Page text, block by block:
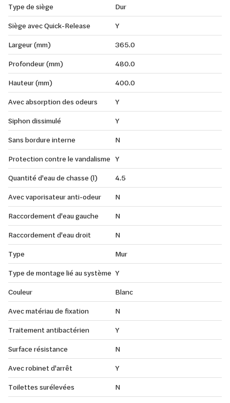
Type de siège
Dur
Siège avec Quick-Release
Y
Largeur (mm)
365.0
Profondeur (mm)
480.0
Hauteur (mm)
400.0
Avec absorption des odeurs
Y
Siphon dissimulé
Y
Sans bordure interne
N
Protection contre le vandalisme Y
Quantité d'eau de chasse (l)
4.5
Avec vaporisateur anti-odeur
N
Raccordement d'eau gauche
N
Raccordement d'eau droit
N
Type
Mur
Type de montage lié au système Y
Couleur
Blanc
Avec matériau de fixation
N
Traitement antibactérien
Y
Surface résistance
N
Avec robinet d'arrêt
Y
Toilettes surélevées
N